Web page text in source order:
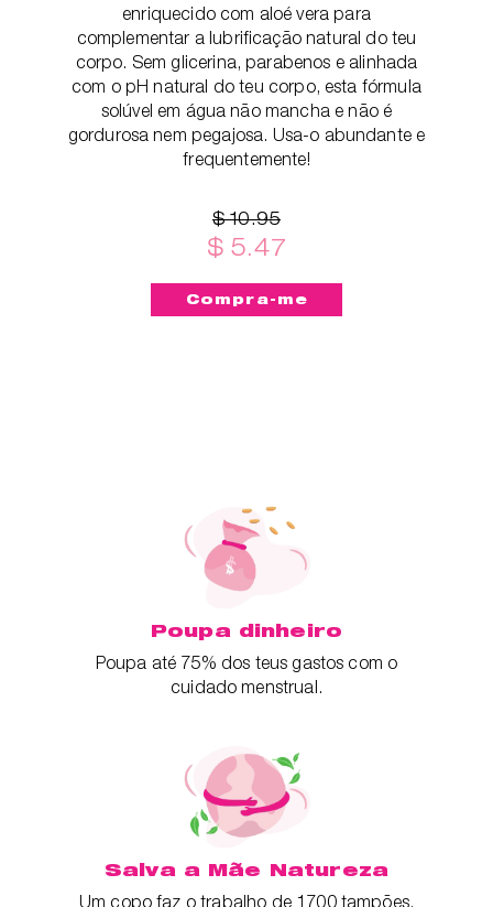
enriquecido com aloé vera para
complementar a lubrificação natural do teu
corpo. Sem glicerina, parabenos e alinhada
com o pH natural do teu corpo, esta fórmula
solúvel em água não mancha e não é
gordurosa nem pegajosa. Usa-o abundante e
frequentemente!
$ 10.95
$ 5.47
Poupa dinheiro
Poupa até 75% dos teus gastos com o
cuidado menstrual.
Salva a Mãe Natureza
Um copo faz o trabalho de 1700 tampões.